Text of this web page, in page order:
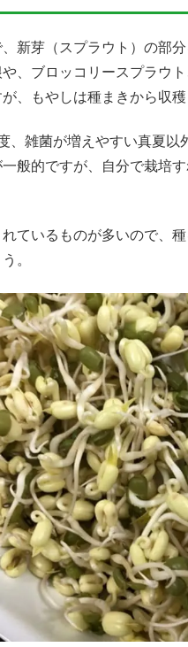
新芽（スプラウト）の部
、ブロッコリースプラウ
、もやしは種まきから収穫
、雑菌が増えやすい真夏
般的ですが、自分で栽培
ているものが多いので、
。